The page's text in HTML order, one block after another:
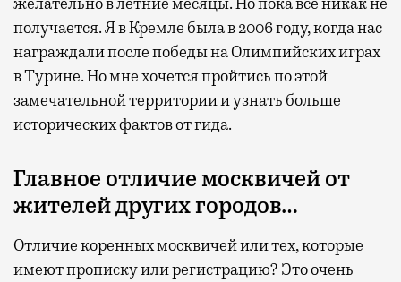
получается. Я в Кремле была в 2006 году, когда нас
награждали после победы на Олимпийских играх
в Турине. Но мне хочется пройтись по этой
замечательной территории и узнать больше
исторических фактов от гида.
Главное отличие москвичей от
жителей других городов…
Отличие коренных москвичей или тех, которые
имеют прописку или регистрацию? Это очень